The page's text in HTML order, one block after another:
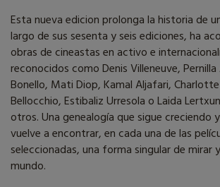
Esta nueva edicion prolonga la historia de
largo de sus sesenta y seis ediciones, ha
obras de cineastas en activo e
reconocidos como Denis Villeneuve,
Bonello, Mati Diop, Kamal Aljafari,
Bellocchio, Estibaliz Urresola o Laida
otros. Una genealogía que sigue creciendo
vuelve a encontrar, en cada una de las
seleccionadas, una forma singular de mirar
mundo.